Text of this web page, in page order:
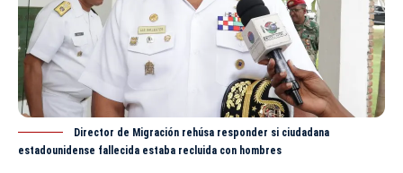
Director de Migración rehúsa responder si ciudadana
estadounidense fallecida estaba recluida con hombres